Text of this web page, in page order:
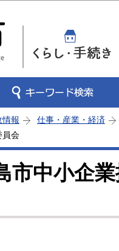
情報
仕事・産業・経済
会
中小企業